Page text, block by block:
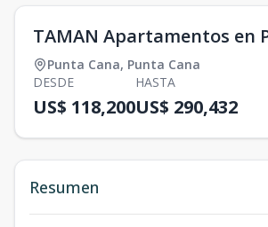
TAMAN Apartamentos en
Punta Cana, Punta Cana
DESDE
US$ 118,200
HASTA
US$ 290,432
Resumen